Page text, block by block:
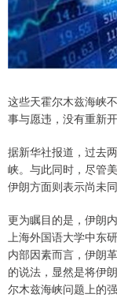
这些天霍尔木兹海峡
事与愿违，没有重新开
据新华社报道，过去
峡。与此同时，尽管
伊朗方面则表示尚未
更为瞩目的是，伊朗
上海外国语大学中东
内部因素而言，伊朗
的说法，显然是将伊
尔木兹海峡问题上的强